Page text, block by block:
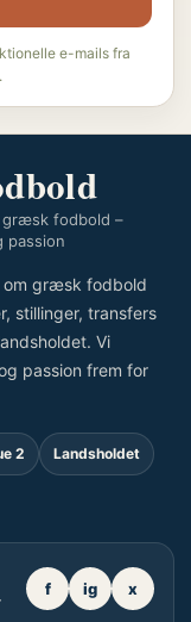
e-mails fra
græsk fodbold –
passion
om græsk fodbold
stillinger, transfers
Vi
passion frem for
2 Landsholdet
f ig x